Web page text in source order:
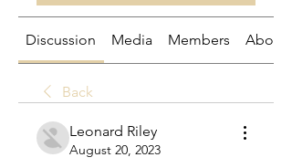
Discussion Media Members About
Back
Leonard Riley
August 20, 2023